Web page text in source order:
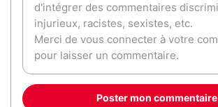
Poster mon commentaire